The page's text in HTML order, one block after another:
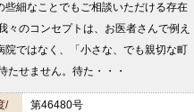
些細なことでもご相談いただける存在
々のコンセプトは、お医者さんで例え
院ではなく、「小さな、でも親切な町
たせません。待た・・・
/
第46480号